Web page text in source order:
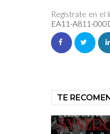
Regístrate en el
EA11-A811-
TE